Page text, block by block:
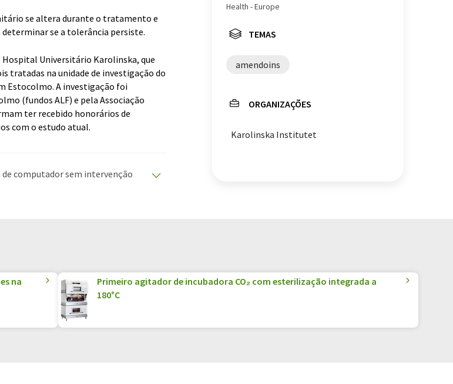
se altera durante o tratamento e
se a tolerância persiste.
Universitário Karolinska, que
tratadas na unidade de investigação do
Estocolmo. A investigação foi
(fundos ALF) e pela Associação
ter recebido honorários de
com o estudo atual.
computador sem intervenção
Health - Europe
TEMAS
amendoins
ORGANIZAÇÕES
Karolinska Institutet
na
Primeiro agitador de incubadora CO₂ com esterilização integrada a
180°C